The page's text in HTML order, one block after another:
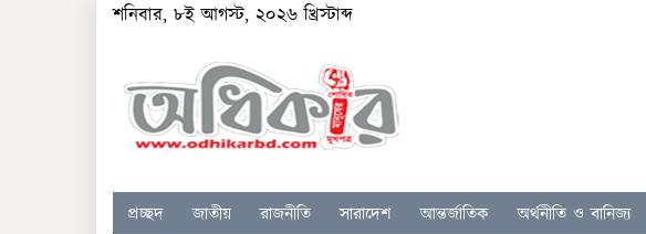
শনিবার, ৮ই আগস্ট, ২০২৬ খ্রিস্টাব্দ
প্রচ্ছদ জাতীয় রাজনীতি সারাদেশ আন্তর্জাতিক অর্থনীতি ও বানিজ্য